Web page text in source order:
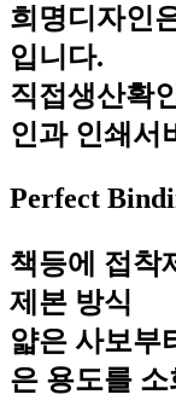
희명디자인
입니다.
직접생산확
인과 인쇄서
Perfect
책등에 접착
제본 방식
얇은 사보부
은 용도를